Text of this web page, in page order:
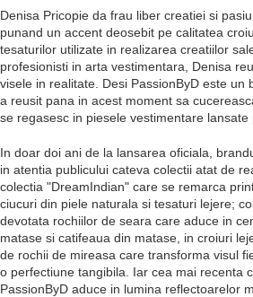
Denisa Pricopie da frau liber creatiei si
punand un accent deosebit pe calitatea
tesaturilor utilizate in realizarea creatiilor
profesionisti in arta vestimentara, Denisa
visele in realitate. Desi PassionByD este un
a reusit pana in acest moment sa
se regasesc in piesele vestimentare lansate
In doar doi ani de la lansarea oficiala,
in atentia publicului cateva colectii atat de
colectia "DreamIndian" care se remarca
ciucuri din piele naturala si tesaturi lejere;
devotata rochiilor de seara care aduce in
matase si catifeaua din matase, in croiuri
de rochii de mireasa care transforma visul
o perfectiune tangibila. Iar cea mai recenta
PassionByD aduce in lumina reflectoarelor